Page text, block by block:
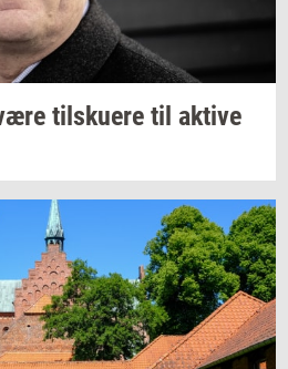
til­sku­e­re til ak­ti­ve